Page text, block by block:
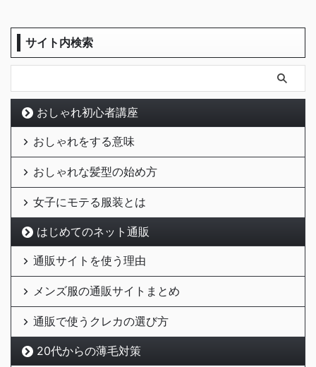
サイト内検索
おしゃれ初心者講座
おしゃれをする意味
おしゃれな髪型の始め方
女子にモテる服装とは
はじめてのネット通販
通販サイトを使う理由
メンズ服の通販サイトまとめ
通販で使うクレカの選び方
20代からの薄毛対策